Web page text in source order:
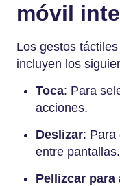
móvil
Los gestos
incluyen los
Toca: Para
acciones.
Deslizar: Para
entre pantallas.
Pellizcar para